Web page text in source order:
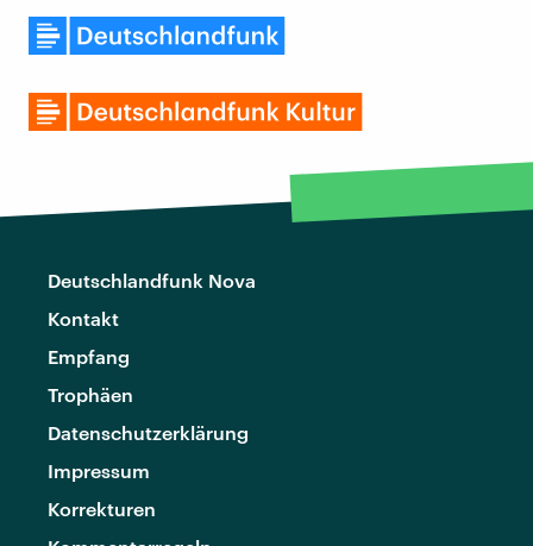
Deutschlandfunk Nova
Kontakt
Empfang
Trophäen
Datenschutzerklärung
Impressum
Korrekturen